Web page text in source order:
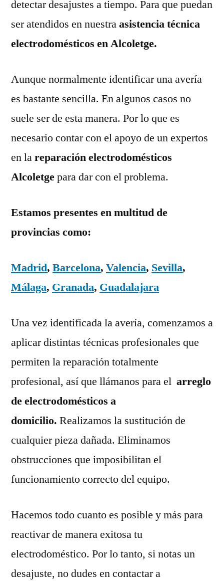
detectar desajustes a tiempo. Para que puedan
ser atendidos en nuestraasistencia técnica
electrodomésticos en Alcoletge.
Aunque normalmente identificar una avería
es bastante sencilla. En algunos casos no
suele ser de esta manera. Por lo que es
necesario contar con el apoyo de un expertos
en lareparación electrodomésticos
Alcoletgepara dar con el problema.
Estamos presentes en multitud de
provincias como:
Madrid, Barcelona, Valencia, Sevilla,
Málaga, Granada, Guadalajara
Una vez identificada la avería, comenzamos a
aplicar distintas técnicas profesionales que
permiten la reparación totalmente
profesional, así que llámanos para el arreglo
de electrodomésticos a
domicilio. Realizamos la sustitución de
cualquier pieza dañada. Eliminamos
obstrucciones que imposibilitan el
funcionamiento correcto del equipo.
Hacemos todo cuanto es posible y más para
reactivar de manera exitosa tu
electrodoméstico. Por lo tanto, si notas un
desajuste, no dudes en contactar a